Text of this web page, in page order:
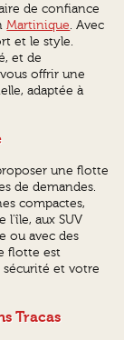
de confiance
Martinique. Avec
et le style.
et de
offrir une
adaptée à
une flotte
de demandes.
compactes,
l'île, aux SUV
ou avec des
flotte est
et votre
Tracas